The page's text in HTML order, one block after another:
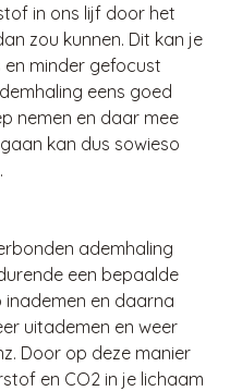
in ons lijf door het
zou kunnen. Dit kan je
minder gefocust
eens goed
nemen en daar mee
kan dus sowieso
ademhaling
een bepaalde
inademen en daarna
uitademen en weer
Door op deze manier
en CO2 in je lichaam